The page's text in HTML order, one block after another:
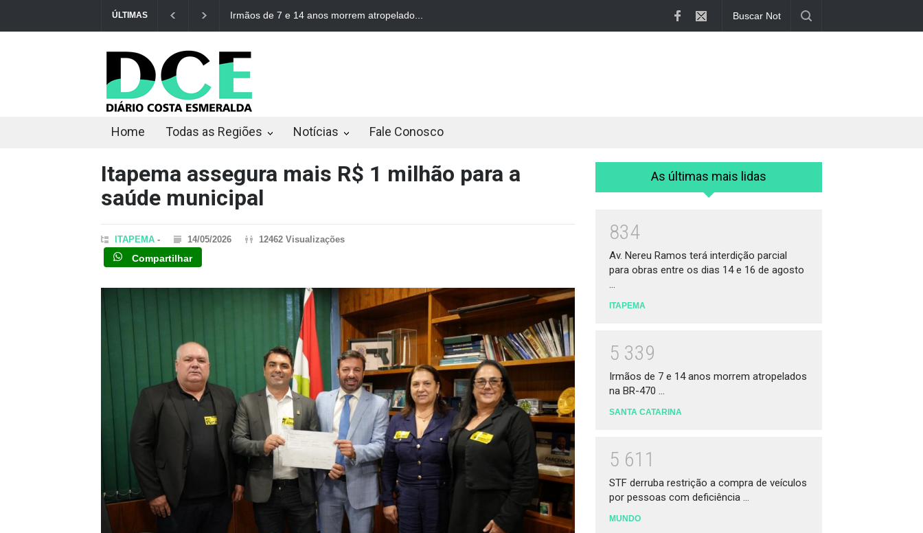
ÚLTIMAS Irmãos de 7 e 14 anos morrem atropelado... Av. Nereu Ramos terá interdição parci...
Home Todas as Regiões Notícias Fale Conosco
Itapema assegura mais R$ 1 milhão para a
saúde municipal
ITAPEMA - 14/05/2026 12462 Visualizações
Compartilhar
As últimas mais lidas
834
Av. Nereu Ramos terá interdição parcial
para obras entre os dias 14 e 16 de agosto
...
ITAPEMA
5 339
Irmãos de 7 e 14 anos morrem atropelados
na BR-470 ...
SANTA CATARINA
5 61 1
STF derruba restrição a compra de veículos
por pessoas com deficiência ...
MUNDO